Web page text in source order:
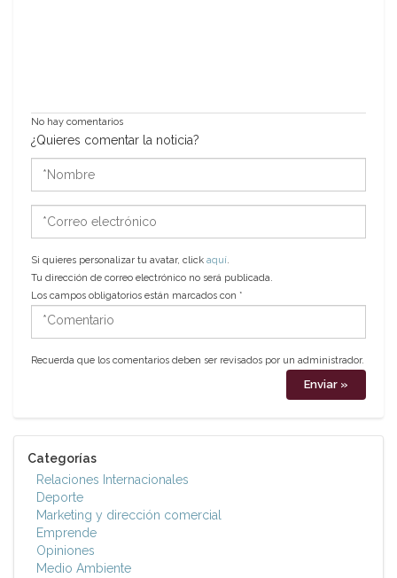
No hay comentarios
¿Quieres comentar la noticia?
electrónico
Si quieres personalizar tu avatar, click aquí.
Tu dirección de correo electrónico no será publicada.
Los campos obligatorios están marcados con *
*Comentario
Recuerda que los comentarios deben ser revisados por un administrador.
Categorías
Relaciones Internacionales
Deporte
Marketing y dirección comercial
Emprende
Opiniones
Medio Ambiente